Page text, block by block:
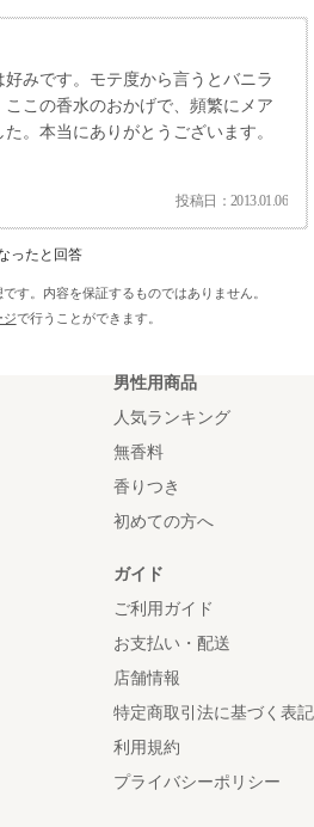
みです。モテ度から言うとバニラ
この香水のおかげで、頻繁にメア
。本当にありがとうございます。
投稿日：2013.01.06
ったと回答
す。内容を保証するものではありません。
ジで行うことができます。
男性用商品
人気ランキング
無香料
香りつき
初めての方へ
ガイド
ご利用ガイド
お支払い・配送
店舗情報
特定商取引法に基づく表記
利用規約
プライバシーポリシー